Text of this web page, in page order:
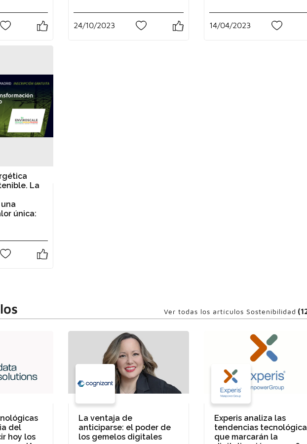
24/10/2023 14/04/2023
La
única:
Ver todas los artículos Sostenibilidad
del
hoy los
La ventaja de
anticiparse: el poder de
los gemelos digitales
Experis analiza las
tendencias
que marcarán la